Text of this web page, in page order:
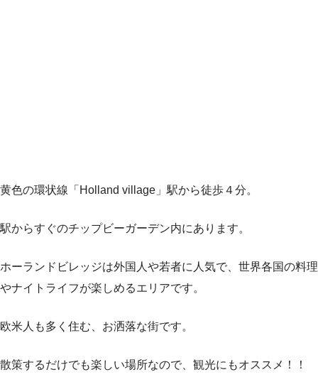
黄色の環状線「Holland village」駅から徒歩４分。
駅からすぐのチップビーガーデン内にあります。
ホーランドビレッジは外国人や若者に人気で、世界各国の料理
やナイトライフが楽しめるエリアです。
欧米人も多く住む、お洒落な街です。
散策するだけでも楽しい場所なので、観光にもオススメ！！